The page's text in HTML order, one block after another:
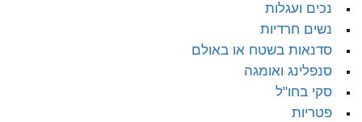
נכים ועגלות
נשים חרדיות
סדנאות בשטח או באולם
סנפלינג ואומגה
סקי בחו"ל
פטריות